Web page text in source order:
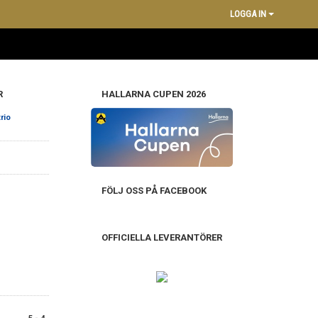
LOGGA IN
HALLARNA CUPEN 2026
FÖLJ OSS PÅ FACEBOOK
OFFICIELLA LEVERANTÖRER